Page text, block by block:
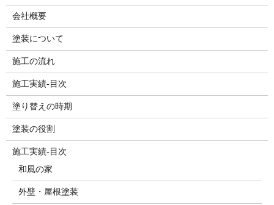
会社概要
塗装について
施工の流れ
施工実績-目次
塗り替えの時期
塗装の役割
施工実績-目次
和風の家
外壁・屋根塗装